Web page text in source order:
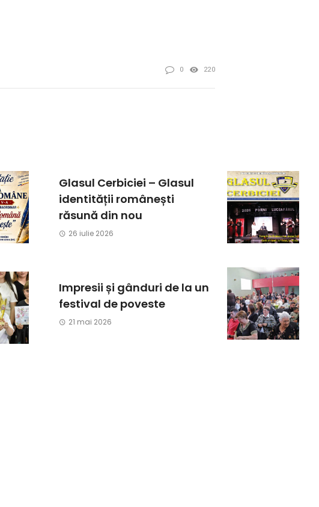
0 220
Glasul Cerbiciei – Glasul
identității românești
răsună din nou
26 iulie 2026
Impresii și gânduri de la un
festival de poveste
21 mai 2026